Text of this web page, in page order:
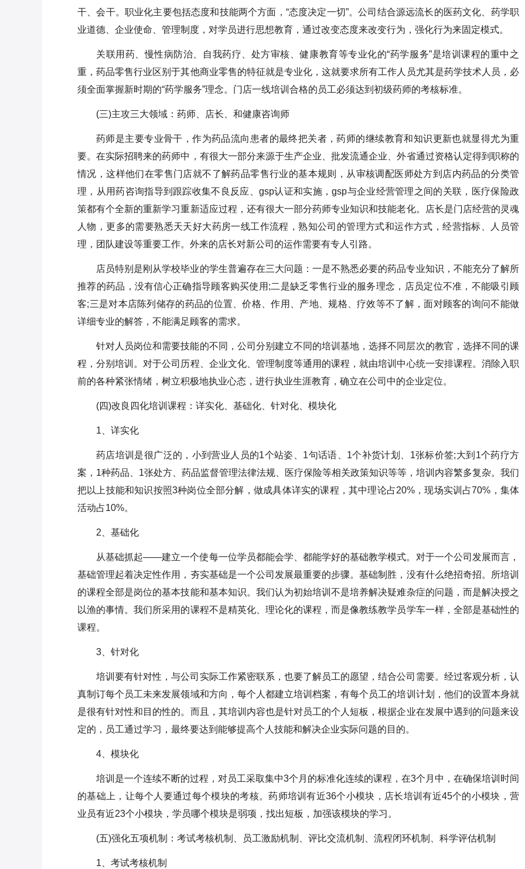
干、会干。职业化主要包括态度和技能两个方面，“态度决定一切”。公司结合源远流长的医药文化、药学职
业道德、企业使命、管理制度，对学员进行思想教育，通过改变态度来改变行为，强化行为来固定模式。
关联用药、慢性病防治、自我药疗、处方审核、健康教育等专业化的“药学服务”是培训课程的重中之
重，药品零售行业区别于其他商业零售的特征就是专业化，这就要求所有工作人员尤其是药学技术人员，必
须全面掌握新时期的“药学服务”理念。门店一线培训合格的员工必须达到初级药师的考核标准。
(三)主攻三大领域：药师、店长、和健康咨询师
药师是主要专业骨干，作为药品流向患者的最终把关者，药师的继续教育和知识更新也就显得尤为重
要。在实际招聘来的药师中，有很大一部分来源于生产企业、批发流通企业、外省通过资格认定得到职称的
情况，这样他们在零售门店就不了解药品零售行业的基本规则，从审核调配医师处方到店内药品的分类管
理，从用药咨询指导到跟踪收集不良反应、gsp认证和实施，gsp与企业经营管理之间的关联，医疗保险政
策都有个全新的重新学习重新适应过程，还有很大一部分药师专业知识和技能老化。店长是门店经营的灵魂
人物，更多的需要熟悉天天好大药房一线工作流程，熟知公司的管理方式和运作方式，经营指标、人员管
理，团队建设等重要工作。外来的店长对新公司的运作需要有专人引路。
店员特别是刚从学校毕业的学生普遍存在三大问题：一是不熟悉必要的药品专业知识，不能充分了解所
推荐的药品，没有信心正确指导顾客购买使用;二是缺乏零售行业的服务理念，店员定位不准，不能吸引顾
客;三是对本店陈列储存的药品的位置、价格、作用、产地、规格、疗效等不了解，面对顾客的询问不能做
详细专业的解答，不能满足顾客的需求。
针对人员岗位和需要技能的不同，公司分别建立不同的培训基地，选择不同层次的教官，选择不同的课
程，分别培训。对于公司历程、企业文化、管理制度等通用的课程，就由培训中心统一安排课程。消除入职
前的各种紧张情绪，树立积极地执业心态，进行执业生涯教育，确立在公司中的企业定位。
(四)改良四化培训课程：详实化、基础化、针对化、模块化
1、详实化
药店培训是很广泛的，小到营业人员的1个站姿、1句话语、1个补货计划、1张标价签;大到1个药疗方
案，1种药品、1张处方、药品监督管理法律法规、医疗保险等相关政策知识等等，培训内容繁多复杂。我们
把以上技能和知识按照3种岗位全部分解，做成具体详实的课程，其中理论占20%，现场实训占70%，集体
活动占10%。
2、基础化
从基础抓起——建立一个使每一位学员都能会学、都能学好的基础教学模式。对于一个公司发展而言，
基础管理起着决定性作用，夯实基础是一个公司发展最重要的步骤。基础制胜，没有什么绝招奇招。所培训
的课程全部是岗位的基本技能和基本知识。我们认为初始培训不是培养解决疑难杂症的问题，而是解决授之
以渔的事情。我们所采用的课程不是精英化、理论化的课程，而是像教练教学员学车一样，全部是基础性的
课程。
3、针对化
培训要有针对性，与公司实际工作紧密联系，也要了解员工的愿望，结合公司需要。经过客观分析，认
真制订每个员工未来发展领域和方向，每个人都建立培训档案，有每个员工的培训计划，他们的设置本身就
是很有针对性和目的性的。而且，其培训内容也是针对员工的个人短板，根据企业在发展中遇到的问题来设
定的，员工通过学习，最终要达到能够提高个人技能和解决企业实际问题的目的。
4、模块化
培训是一个连续不断的过程，对员工采取集中3个月的标准化连续的课程，在3个月中，在确保培训时间
的基础上，让每个人要通过每个模块的考核。药师培训有近36个小模块，店长培训有近45个的小模块，营
业员有近23个小模块，学员哪个模块是弱项，找出短板，加强该模块的学习。
(五)强化五项机制：考试考核机制、员工激励机制、评比交流机制、流程闭环机制、科学评估机制
1、考试考核机制